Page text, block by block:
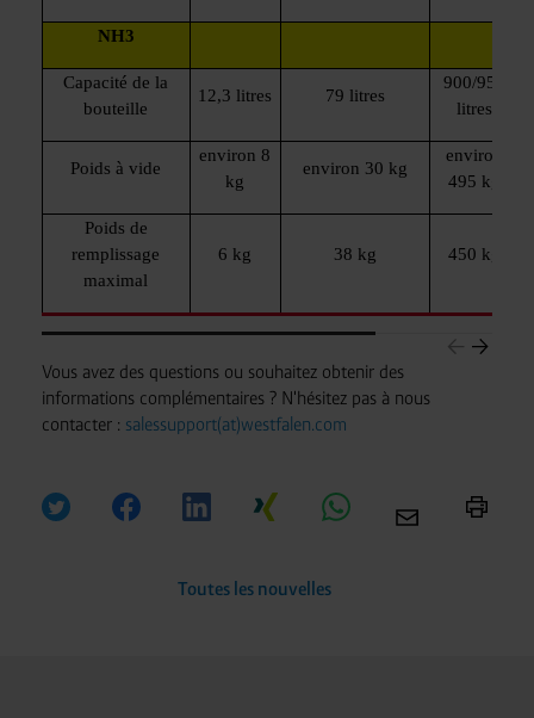
NH3
Capacité de la
bouteille
12,3 litres 79 litres
900/950
litres
Poids à vide
environ 8
kg
environ 30 kg
environ
495 kg
Poids de
remplissage
maximal
6 kg 38 kg 450 kg
Vous avez des questions ou souhaitez obtenir des
informations complémentaires ? N'hésitez pas à nous
contacter : salessupport(at)westfalen.com
Toutes les nouvelles